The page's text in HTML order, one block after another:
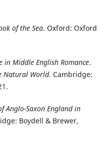
of the Sea. Oxford: Oxford
in Middle English Romance.
Natural World. Cambridge:
Anglo-Saxon England in
Boydell & Brewer,